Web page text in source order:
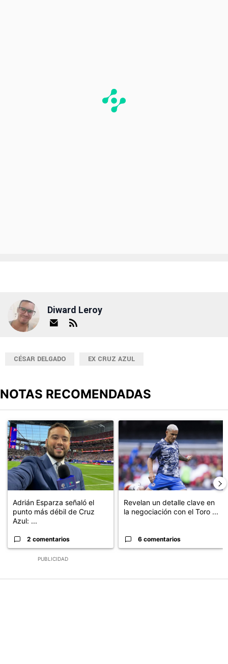
Diward Leroy
CÉSAR DELGADO EX CRUZ AZUL
NOTAS RECOMENDADAS
PUBLICIDAD
Un artículo de tendencia con el título "Adrián Esparza señaló el
Adrián Esparza señaló el
punto más débil de Cruz
Azul: ...
2 comentarios
Un artículo de tendencia con
Revelan un detalle clave en
la negociación con el Toro ...
6 comentarios